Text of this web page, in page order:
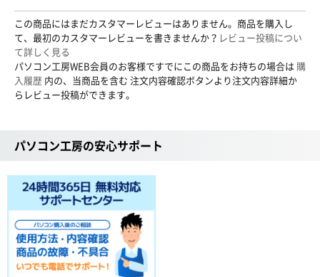
この商品にはまだカスタマーレビューはありません。商品を購入し
て、最初のカスタマーレビューを書きませんか？ レビュー投稿につい
て詳しく見る
パソコン工房WEB会員のお客様ですでにこの商品をお持ちの場合は 購
入履歴 内の、当商品を含む 注文内容確認ボタンより注文内容詳細か
らレビュー投稿ができます。
パソコン工房の安心サポート